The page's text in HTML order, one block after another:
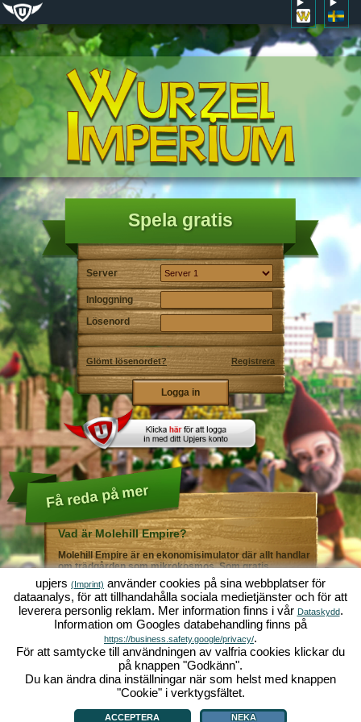
Spela gratis
Server
Inloggning
Lösenord
Glömt lösenordet? Registrera
Få reda på mer
Vad är Molehill Empire?
Molehill Empire är en ekonomisimulator där allt handlar
om trädgården som mikrokosmos. Som gratis
webbläsarspel fungerar det i din webbläsare - helt utan
ytterligare nedladdningar eller programinstallationer! I
rollen som trädgårdsmästare skapar du ditt eget gröna
paradis. Plantera! Vattna! Skörda! Du väljer mellan alla
möjliga olika grönsaker och frukter: tomater och
jordgubbar - eller kanske hellre morötter och sallad?
Gurka och broccoli? Äsch - varför inte fylla ditt
trädgårdsland med lite av varje!? Besök städerna
Grönadal och Metropola för att handla med andra
spelare. Köp nya, spännande grödor och ge livet i
örtagården en extra krydda med exklusiva
trädgårdsdekorationer. Uppfyll dina kunders önskemål
och var alltid mån om god grannsämja, så att inte din
Vad är Molehill Empire?|Bakgrund|Funktioner| Spelregler
Hantera Cookies
upjers (Imprint) använder cookies på sina webbplatser för
dataanalys, för att tillhandahålla sociala medietjänster och för att
leverera personlig reklam. Mer information finns i vår Dataskydd.
Information om Googles databehandling finns på
https://business.safety.google/privacy/.
För att samtycke till användningen av valfria cookies klickar du
på knappen "Godkänn".
Du kan ändra dina inställningar när som helst med knappen
"Cookie" i verktygsfältet.
ACCEPTERA NEKA